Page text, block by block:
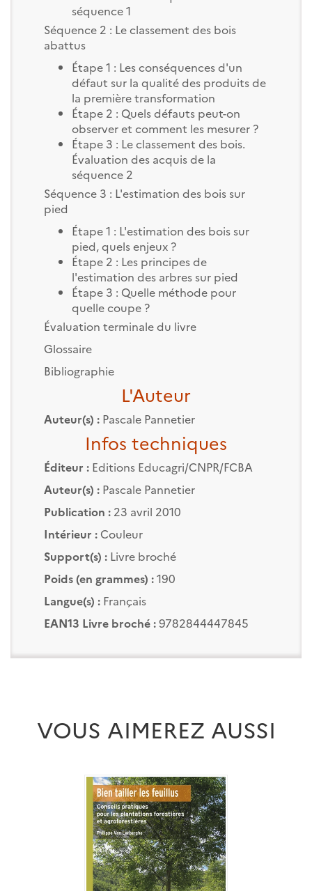
séquence 1
Séquence 2 : Le classement des bois
abattus
Étape 1 : Les conséquences d'un
défaut sur la qualité des produits de
la première transformation
Étape 2 : Quels défauts peut-on
observer et comment les mesurer ?
Étape 3 : Le classement des bois.
Évaluation des acquis de la
séquence 2
Séquence 3 : L'estimation des bois sur
pied
Étape 1 : L'estimation des bois sur
pied, quels enjeux ?
Étape 2 : Les principes de
l'estimation des arbres sur pied
Étape 3 : Quelle méthode pour
quelle coupe ?
Évaluation terminale du livre
Glossaire
Bibliographie
L'Auteur
Auteur(s) : Pascale Pannetier
Infos techniques
Éditeur : Editions Educagri/CNPR/FCBA
Auteur(s) : Pascale Pannetier
Publication :23 avril 2010
Intérieur :Couleur
Support(s) :Livre broché
Poids (en grammes) :190
Langue(s) :Français
EAN13 Livre broché :9782844447845
VOUS AIMEREZ AUSSI